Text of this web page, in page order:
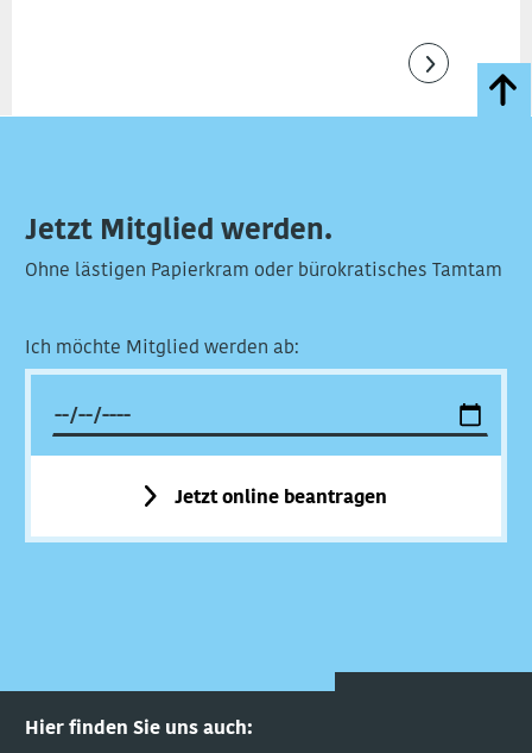
Jetzt Mitglied werden.
Ohne lästigen Papierkram oder bürokratisches Tamtam
Ich möchte Mitglied werden ab:
Jetzt online beantragen
Hier finden Sie uns auch: